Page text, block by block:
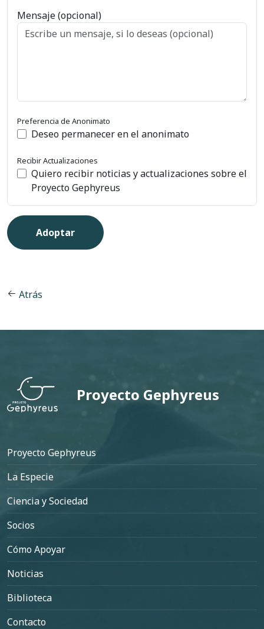
Mensaje (opcional)
Preferencia de Anonimato
Deseo permanecer en el anonimato
Recibir Actualizaciones
Quiero recibir noticias y actualizaciones sobre el
Proyecto Gephyreus
Atrás
Proyecto Gephyreus
Pie de página
Proyecto Gephyreus
La Especie
Ciencia y Sociedad
Socios
Cómo Apoyar
Noticias
Biblioteca
Contacto